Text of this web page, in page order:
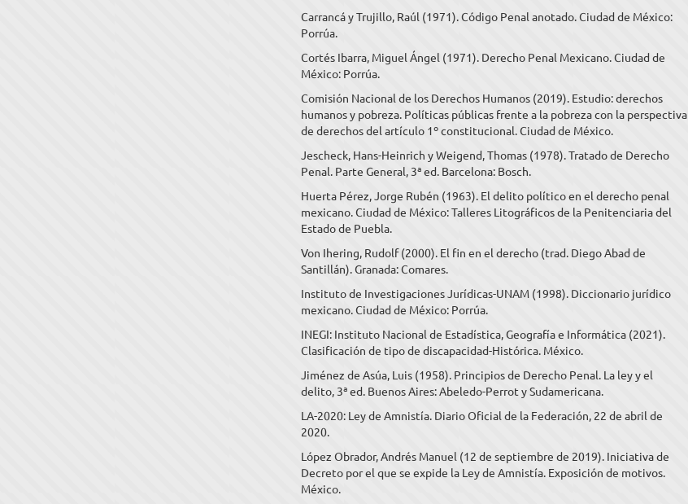
Carrancá y Trujillo, Raúl (1971). Código Penal anotado. Ciudad de México:
Porrúa.
Cortés Ibarra, Miguel Ángel (1971). Derecho Penal Mexicano. Ciudad de
México: Porrúa.
Comisión Nacional de los Derechos Humanos (2019). Estudio: derechos
humanos y pobreza. Políticas públicas frente a la pobreza con la perspectiva
de derechos del artículo 1º constitucional. Ciudad de México.
Jescheck, Hans-Heinrich y Weigend, Thomas (1978). Tratado de Derecho
Penal. Parte General, 3ª ed. Barcelona: Bosch.
Huerta Pérez, Jorge Rubén (1963). El delito político en el derecho penal
mexicano. Ciudad de México: Talleres Litográficos de la Penitenciaria del
Estado de Puebla.
Von Ihering, Rudolf (2000). El fin en el derecho (trad. Diego Abad de
Santillán). Granada: Comares.
Instituto de Investigaciones Jurídicas-UNAM (1998). Diccionario jurídico
mexicano. Ciudad de México: Porrúa.
INEGI: Instituto Nacional de Estadística, Geografía e Informática (2021).
Clasificación de tipo de discapacidad-Histórica. México.
Jiménez de Asúa, Luis (1958). Principios de Derecho Penal. La ley y el
delito, 3ª ed. Buenos Aires: Abeledo-Perrot y Sudamericana.
LA-2020: Ley de Amnistía. Diario Oficial de la Federación, 22 de abril de
2020.
López Obrador, Andrés Manuel (12 de septiembre de 2019). Iniciativa de
Decreto por el que se expide la Ley de Amnistía. Exposición de motivos.
México.